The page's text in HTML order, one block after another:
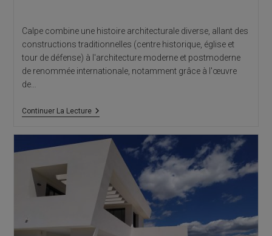
Calpe combine une histoire architecturale diverse, allant des
constructions traditionnelles (centre historique, église et
tour de défense) à l'architecture moderne et postmoderne
de renommée internationale, notamment grâce à l'œuvre
de…
Continuer La LectureCalpe
Vernaculaire
Centre
Historique